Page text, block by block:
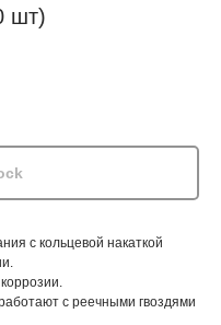
шт)
с кольцевой накаткой
с реечными гвоздями